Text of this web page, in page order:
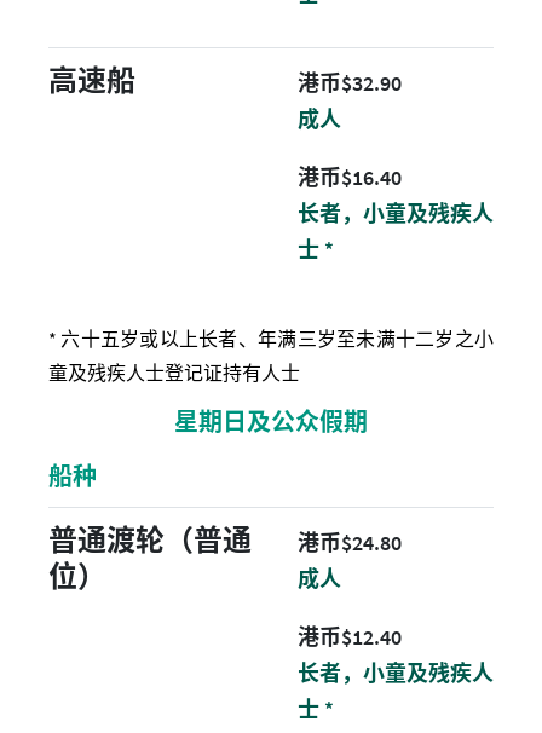
高速船
成人
港币$32.90港币 32.9 元
长者，小童及残疾人
士 *
港币$16.40港币 16.4 元
* 六十五岁或以上长者、年满三岁至未满十二岁之小
童及残疾人士登记证持有人士
星期日及公众假期
船种
普通渡轮（普通
位）
成人
港币$24.80港币 24.8 元
长者，小童及残疾人
士 *
港币$12.40港币 12.4 元